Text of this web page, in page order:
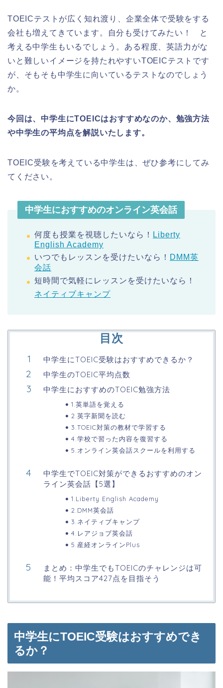
TOEICテストが広く知れ渡り、企業全体で受験をする
会社も増えてきています。自分も受けてみたい！ と
考える中学生もいるでしょう。ある程度、英語力がな
いと難しいイメージを持たれやすいTOEICテストです
が、そもそも中学生に向いているテストなのでしょう
か。
今回は、中学生にTOEICはおすすめなのか、勉強方法
や中学生の平均点を解説いたします。
TOEIC受験を考えている中学生は、ぜひ参考にしてみ
てください。
中学生におすすめのオンライン英会話
何度も授業を視聴したいなら！
Liberty
English Academy
いつでもレッスンを受けたいなら！ DMM英
会話
短時間で気軽にレッスンを受けたいなら！
ネイティブキャンプ
目次
中学生にTOEIC受験はおすすめできるか？
中学生のTOEIC平均点数
中学生におすすめのTOEIC勉強方法
1.英単語を覚える
2.英字新聞を読む
3.TOEIC対策の教材で学習する
4.学校で習った内容を復習する
5.オンライン英会話スクールを利用する
中学生でTOEIC対策ができるおすすめのオン
ライン英会話【5選】
1.Liberty English Academy
2.DMM英会話
3.ネイティブキャンプ
4.レアジョブ英会話
5.産経オンラインPlus
まとめ：中学生でもTOEICのチャレンジは可
能！平均スコア427点を目指そう
中学生にTOEIC受験はおすすめでき
るか？